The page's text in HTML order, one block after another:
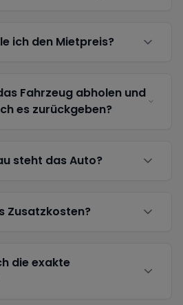
ich den Mietpreis?
Fahrzeug abholen und
es zurückgeben?
steht das Auto?
Zusatzkosten?
die exakte